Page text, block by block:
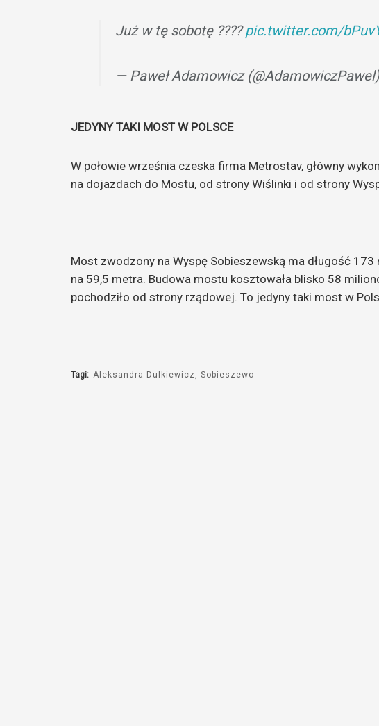
Już w tę sobotę ????pic.twitter.com/
— Paweł Adamowicz
JEDYNY TAKI MOST W POLSCE
W połowie września czeska firma Metrostav, główny
na dojazdach do Mostu, od strony Wiślinki i od strony
Most zwodzony na Wyspę Sobieszewską ma długość
na 59,5 metra. Budowa mostu kosztowała blisko 58
pochodziło od strony rządowej. To jedyny taki most w
Tagi: Aleksandra Dulkiewicz Sobieszewo